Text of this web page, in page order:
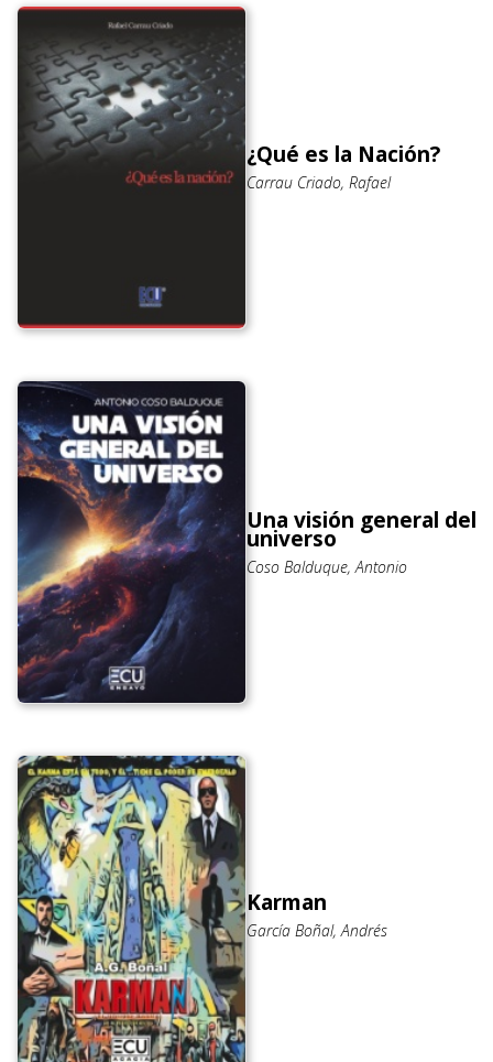
¿Qué es la Nación?
Carrau Criado, Rafael
Una visión general del
universo
Coso Balduque, Antonio
Karman
García Boñal, Andrés